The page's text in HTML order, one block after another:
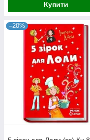
Купити
–20%